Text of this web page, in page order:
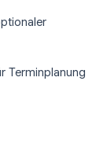
Terminplanung